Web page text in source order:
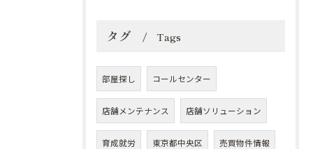
タグ Tags
部屋探し コールセンター
店舗メンテナンス 店舗ソリューション
育成就労 東京都中央区 売買物件情報